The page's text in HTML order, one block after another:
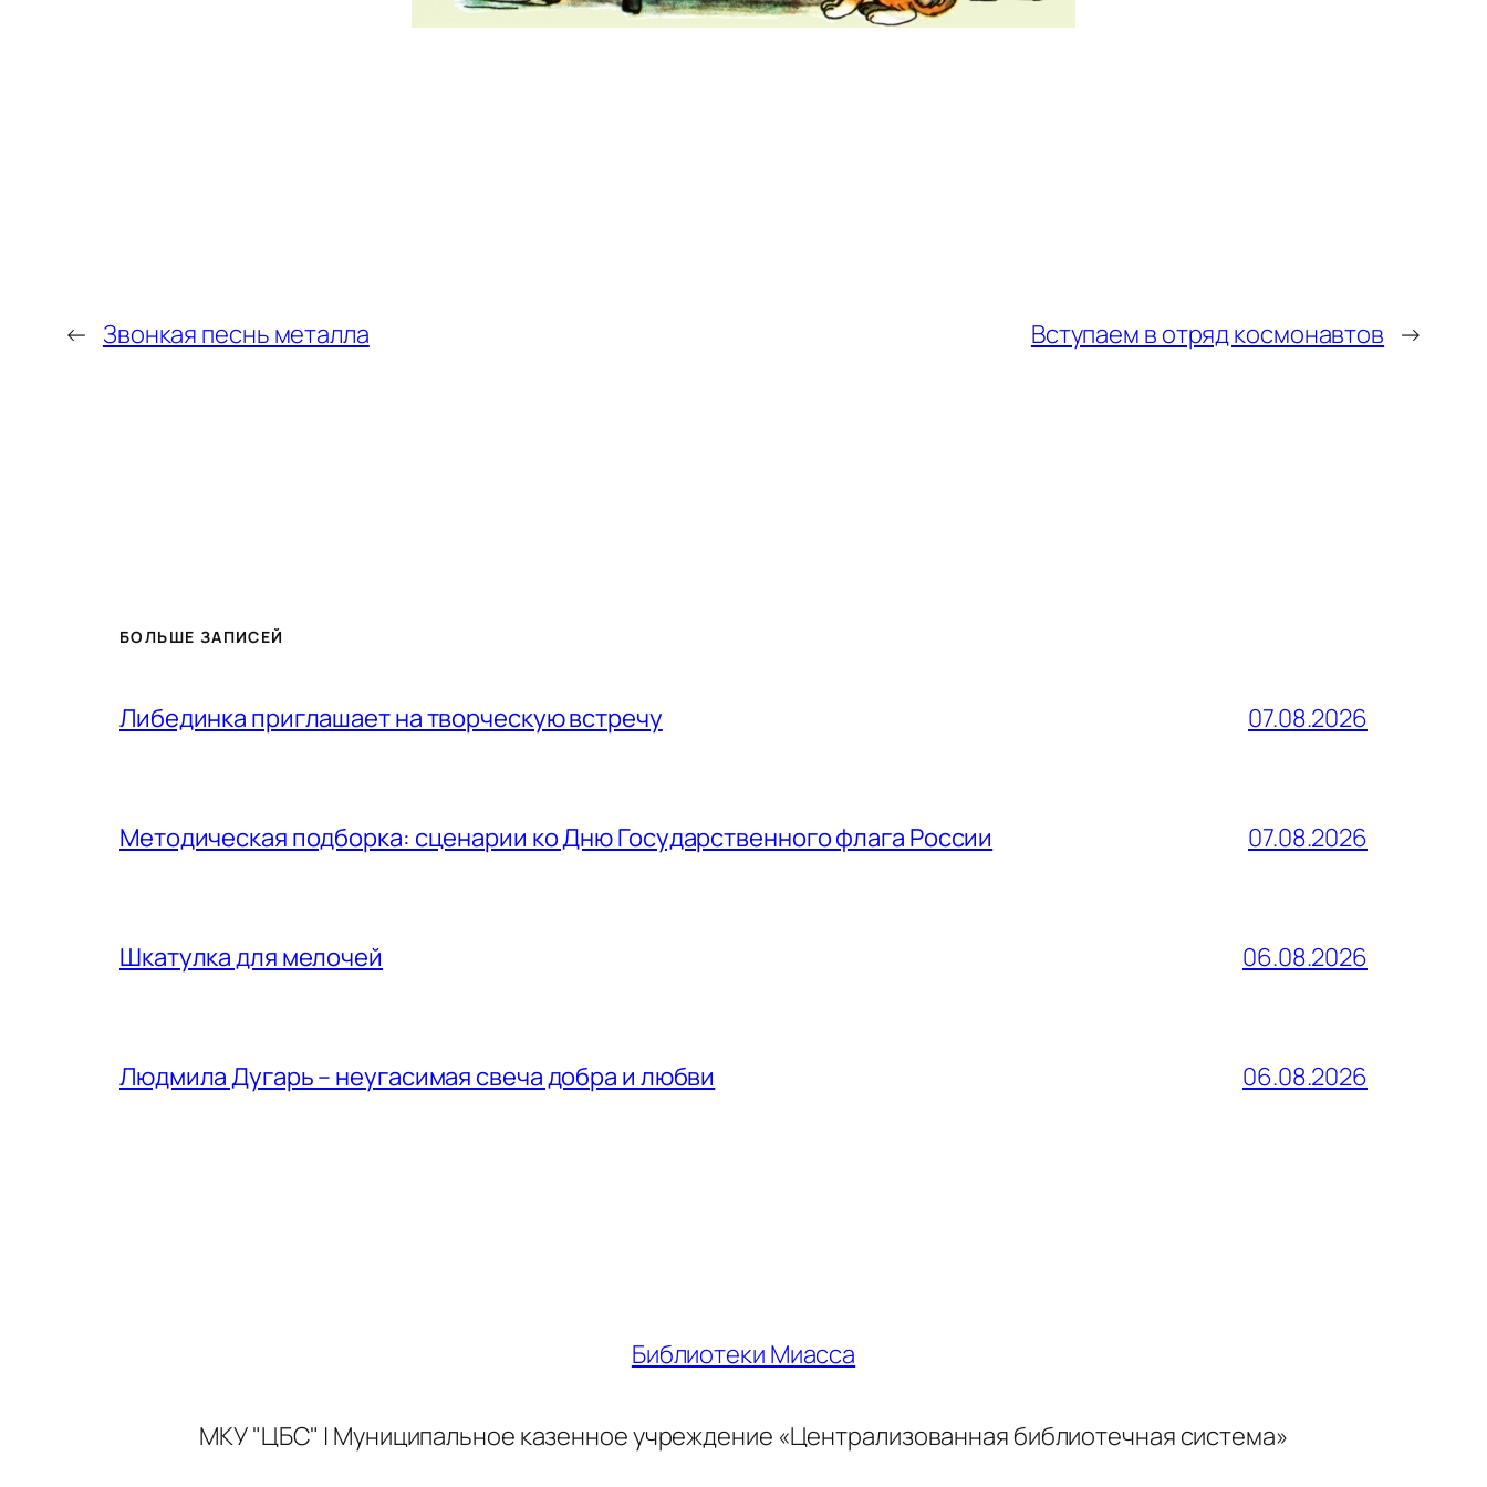
← Звонкая песнь металла Вступаем в отряд космонавтов →
БОЛЬШЕ ЗАПИСЕЙ
Либединка приглашает на творческую встречу 07.08.2026
Методическая подборка: сценарии ко Дню Государственного флага России 07.08.2026
Шкатулка для мелочей 06.08.2026
Людмила Дугарь – неугасимая свеча добра и любви 06.08.2026
Библиотеки Миасса
МКУ "ЦБС" | Муниципальное казенное учреждение «Централизованная библиотечная система»